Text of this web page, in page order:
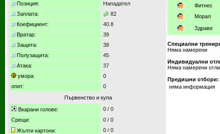
Позиция:
Нападател
Заплата:
82
Коефициент:
40.8
Вратар:
39
Защита:
38
Полузащита:
45
Атака:
37
умора:
0
опит:
0
Първенство и купа
Вкарани голове:
0 / 0
Срещи:
0 / 0
Жълти картони:
0 / 0
Фитнес
Морал
Здраве
Специални
Няма намерени
Индивидуални
Няма намерени
Предишни отбори:
няма информация